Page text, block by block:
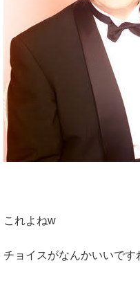
これよねw
チョイスがなんかいいです